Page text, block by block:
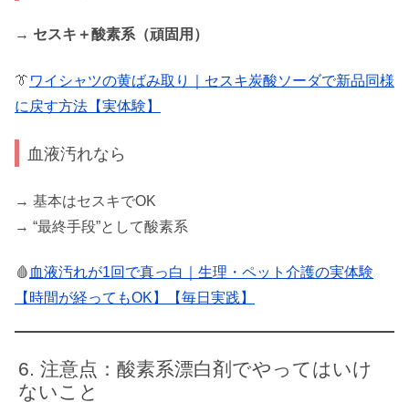
→ セスキ＋酸素系（頑固用）
👔 ワイシャツの黄ばみ取り｜セスキ炭酸ソーダで新品同様
に戻す方法【実体験】
血液汚れなら
→ 基本はセスキでOK
→ “最終手段”として酸素系
🩸 血液汚れが1回で真っ白｜生理・ペット介護の実体験
【時間が経ってもOK】【毎日実践】
注意点：酸素系漂白剤でやってはいけ
ないこと